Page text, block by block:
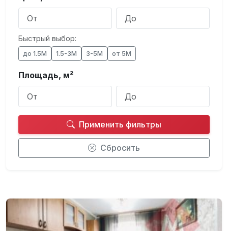
Быстрый выбор:
до 1.5М 1.5-3М 3-5М от 5М
Площадь, м²
Применить фильтры
Сбросить